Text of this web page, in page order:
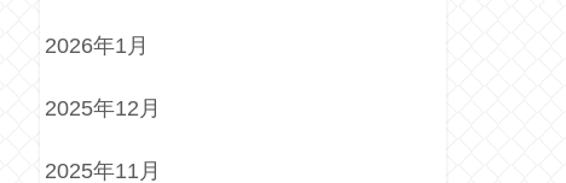
2026年1月
2025年12月
2025年11月